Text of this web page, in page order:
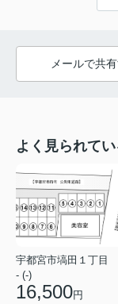
メールで共
よく見られて
宇都宮市塙田１丁目
- (-)
16,500円